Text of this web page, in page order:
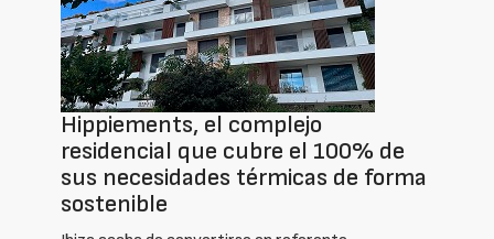
Hippiements, el complejo
residencial que cubre el 100% de
sus necesidades térmicas de forma
sostenible